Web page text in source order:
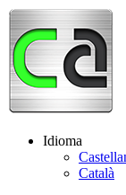
Idioma
Català